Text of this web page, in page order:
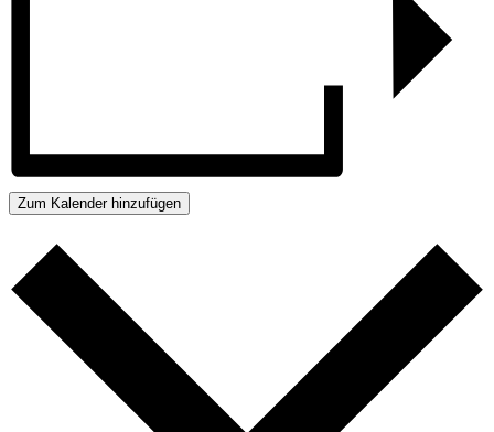
Zum Kalender hinzufügen